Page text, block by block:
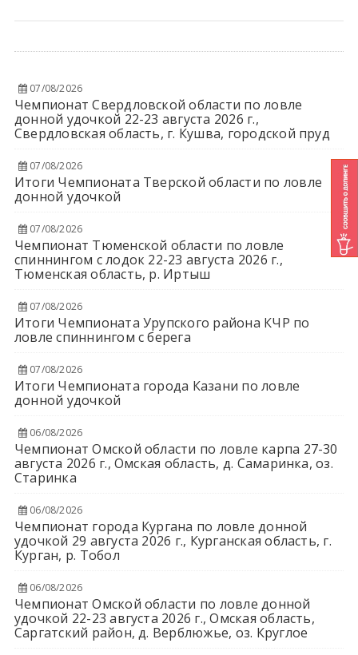
07/08/2026
Чемпионат Свердловской области по ловле
донной удочкой 22-23 августа 2026 г.,
Свердловская область, г. Кушва, городской пруд
07/08/2026
Итоги Чемпионата Тверской области по ловле
донной удочкой
07/08/2026
Чемпионат Тюменской области по ловле
спиннингом с лодок 22-23 августа 2026 г.,
Тюменская область, р. Иртыш
07/08/2026
Итоги Чемпионата Урупского района КЧР по
ловле спиннингом с берега
07/08/2026
Итоги Чемпионата города Казани по ловле
донной удочкой
06/08/2026
Чемпионат Омской области по ловле карпа 27-30
августа 2026 г., Омская область, д. Самаринка, оз.
Старинка
06/08/2026
Чемпионат города Кургана по ловле донной
удочкой 29 августа 2026 г., Курганская область, г.
Курган, р. Тобол
06/08/2026
Чемпионат Омской области по ловле донной
удочкой 22-23 августа 2026 г., Омская область,
Саргатский район, д. Верблюжье, оз. Круглое